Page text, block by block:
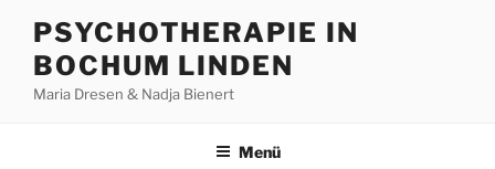
Inhalt
springen
PSYCHOTHERAPIE IN
BOCHUM LINDEN
Maria Dresen & Nadja Bienert
Menü